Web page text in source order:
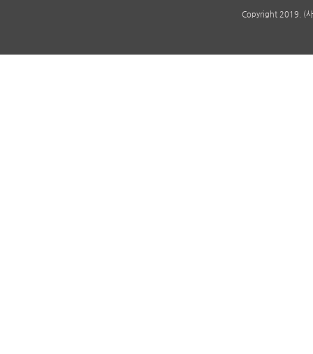
Copyright 2019. (사